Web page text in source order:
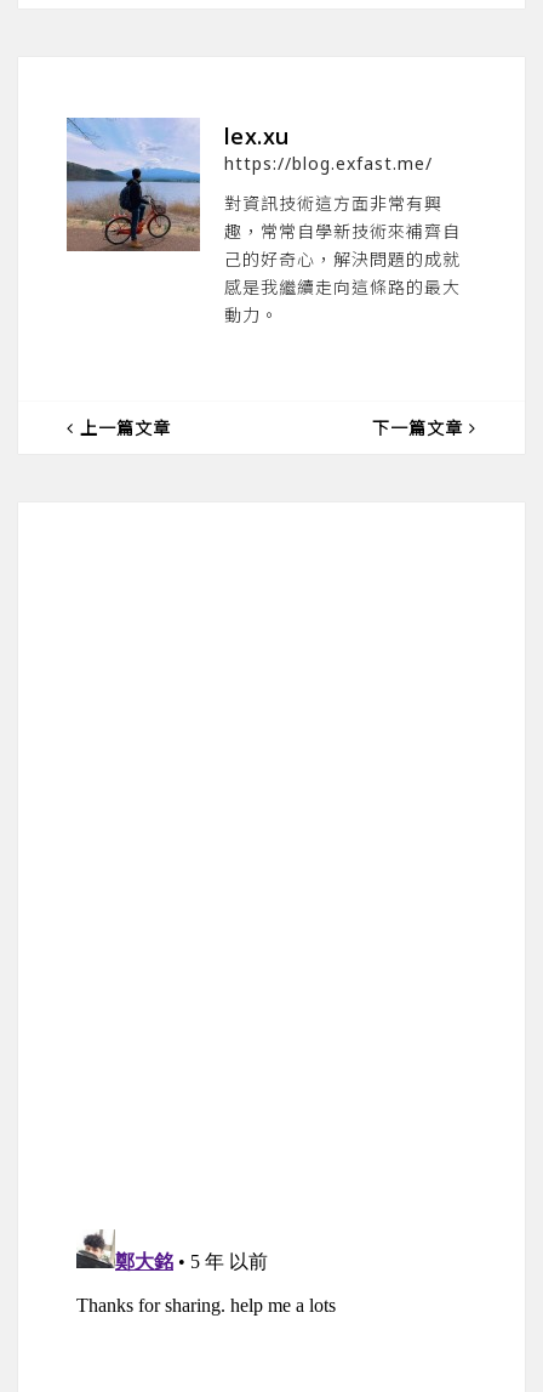
lex.xu
https://blog.exfast.me/
對資訊技術這方面非常有興
趣，常常自學新技術來補齊自
己的好奇心，解決問題的成就
感是我繼續走向這條路的最大
動力。
上一篇文章 下一篇文章